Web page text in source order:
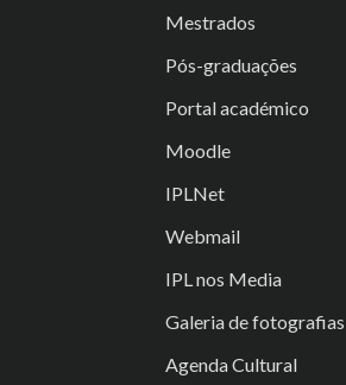
Mestrados
Pós-graduações
Portal académico
Moodle
IPLNet
Webmail
IPL nos Media
Galeria de fotografias
Agenda Cultural